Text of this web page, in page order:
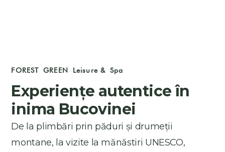
FOREST GREEN Leisure & Spa
Experiențe autentice în
inima Bucovinei
De la plimbări prin păduri și drumeții
montane, la vizite la mănăstiri UNESCO,